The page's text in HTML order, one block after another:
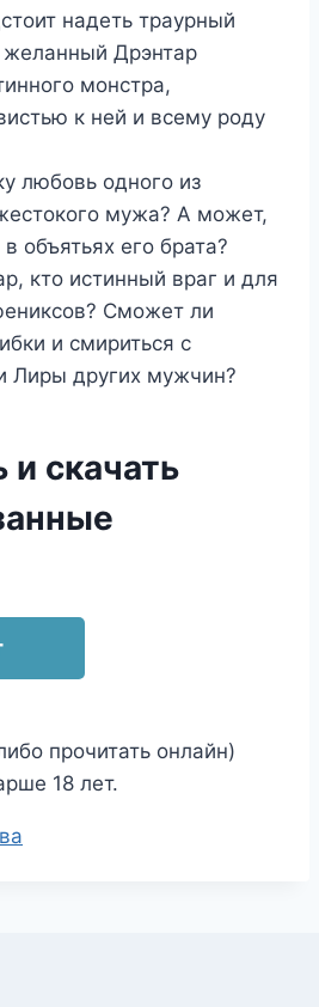
надеть траурный
Дрэнтар
монстра,
к ней и всему роду
любовь одного из
мужа? А может,
объятьях его брата?
кто истинный враг и для
Сможет ли
и смириться с
Лиры других мужчин?
и скачать
прочитать онлайн)
18 лет.